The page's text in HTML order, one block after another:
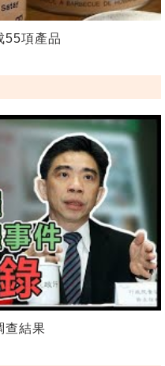
55項產品
查結果